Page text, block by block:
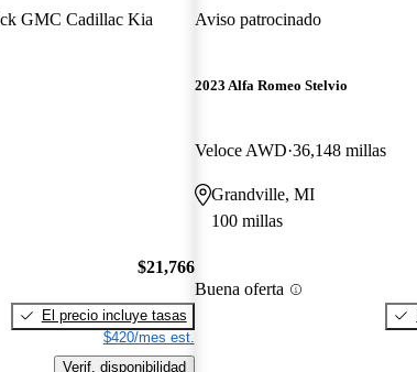
GMC Cadillac Kia
$21,766
El precio incluye tasas
$420/mes est.
Verif. disponibilidad
Aviso patrocinado
2023 Alfa Romeo Stelvio
Veloce AWD 36,148 millas
Grandville, MI
100 millas
Buena oferta